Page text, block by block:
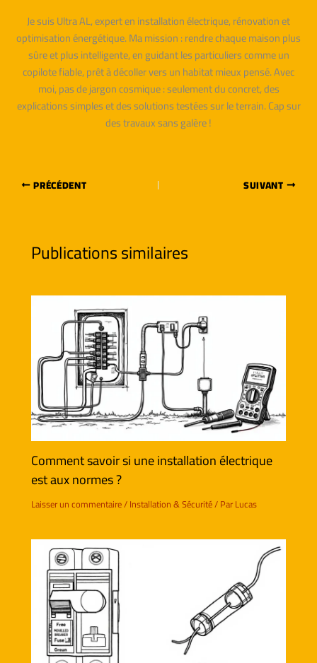
Je suis Ultra AL, expert en installation électrique, rénovation et
optimisation énergétique. Ma mission : rendre chaque maison plus
sûre et plus intelligente, en guidant les particuliers comme un
copilote fiable, prêt à décoller vers un habitat mieux pensé. Avec
moi, pas de jargon cosmique : seulement du concret, des
explications simples et des solutions testées sur le terrain. Cap sur
des travaux sans galère !
PRÉCÉDENT SUIVANT
Publications similaires
Comment savoir si une installation électrique
est aux normes ?
Laisser un commentaire/Installation & Sécurité/ ParLucas